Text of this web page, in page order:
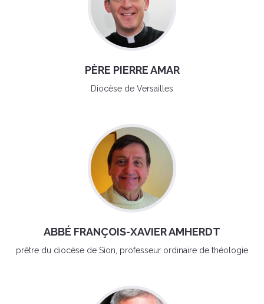
PÈRE PIERRE AMAR
Diocèse de Versailles
ABBÉ FRANÇOIS-XAVIER AMHERDT
prêtre du diocèse de Sion, professeur ordinaire de théologie